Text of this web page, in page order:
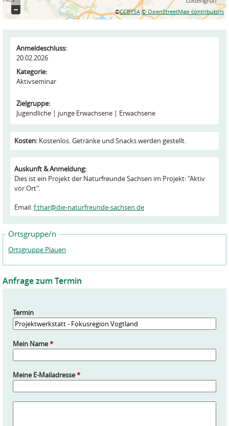
©CCBYSA © OpenStreetMap contributors
Anmeldeschluss:
20.02.2026
Kategorie:
Aktivseminar
Zielgruppe:
Jugendliche
junge Erwachsene Erwachsene
Kosten: Kostenlos. Getränke und Snacks werden gestellt.
Auskunft & Anmeldung:
Dies ist ein Projekt der Naturfreunde Sachsen im Projekt: "Aktiv
vor Ort".
Email:f.thar@die-naturfreunde-sachsen.de
Ortsgruppe/n
Ortsgruppe Plauen
Anfrage zum Termin
Termin
Mein Name*
Meine E-Mailadresse*